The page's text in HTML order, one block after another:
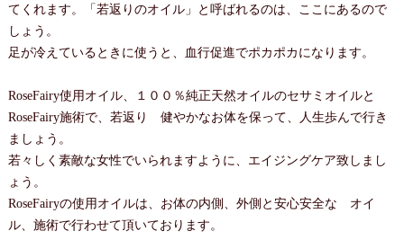
てくれます。「若返りのオイル」と呼ばれるのは、ここにあるので
しょう。
足が冷えているときに使うと、血行促進でポカポカになります。
RoseFairy使用オイル、１００％純正天然オイルのセサミオイルと
RoseFairy施術で、若返り 健やかなお体を保って、人生歩んで行き
ましょう。
若々しく素敵な女性でいられますように、エイジングケア致しまし
ょう。
RoseFairyの使用オイルは、お体の内側、外側と安心安全な オイ
ル、施術で行わせて頂いております。